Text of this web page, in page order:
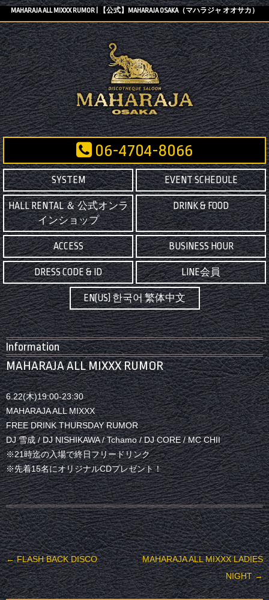
MAHARAJA ALL MIXXX RUMOR | 【公式】MAHARAJA OSAKA（マハラジャ オオサカ）
06-4704-8066
SYSTEM EVENT SCHEDULE
HALL RENTAL ＆ 公式オンラ
インショップ
DRINK & FOOD
ACCESS BUSINESS HOUR
DRESS CODE & ID LINE会員
EN(US) 한국어 繁体中文
Information
MAHARAJA ALL MIXXX RUMOR
6.22(木)19:00-23:30
MAHARAJA ALL MIXXX
FREE DRINK THURSDAY RUMOR
DJ 雪成 / DJ NISHIKAWA / Tchamo / DJ CORE / MC CHII
※21時迄の入場で終日フリードリンク
※先着15名にオリジナルCDプレゼント！
投稿ナビゲーション
←FLASH BACK DISCO
MAHARAJA ALL MIXXX LADIES
NIGHT→